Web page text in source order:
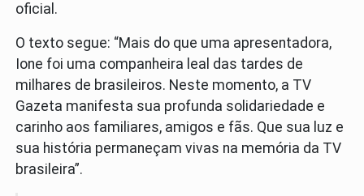
oficial.
O texto segue: “Mais do que uma apresentadora,
Ione foi uma companheira leal das tardes de
milhares de brasileiros. Neste momento, a TV
Gazeta manifesta sua profunda solidariedade e
carinho aos familiares, amigos e fãs. Que sua luz e
sua história permaneçam vivas na memória da TV
brasileira”.